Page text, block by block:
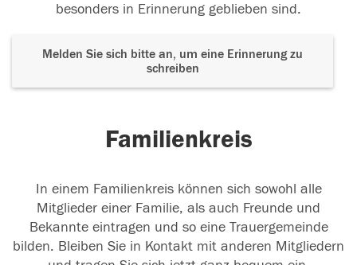
besonders in Erinnerung geblieben sind.
Melden Sie sich bitte an, um eine Erinnerung zu
schreiben
Familienkreis
In einem Familienkreis können sich sowohl alle
Mitglieder einer Familie, als auch Freunde und
Bekannte eintragen und so eine Trauergemeinde
bilden. Bleiben Sie in Kontakt mit anderen Mitgliedern